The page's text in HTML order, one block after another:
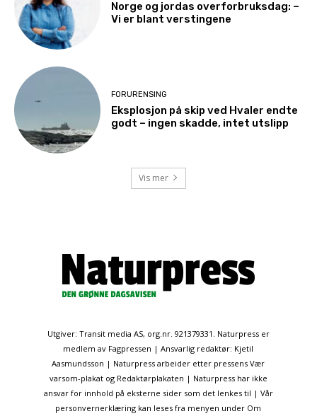
Norge og jordas overforbruksdag: –
Vi er blant verstingene
FORURENSING
Eksplosjon på skip ved Hvaler endte
godt – ingen skadde, intet utslipp
Vis mer
Utgiver: Transit media AS, org.nr. 921379331. Naturpress er
medlem av Fagpressen | Ansvarlig redaktør: Kjetil
Aasmundsson | Naturpress arbeider etter pressens Vær
varsom-plakat og Redaktørplakaten | Naturpress har ikke
ansvar for innhold på eksterne sider som det lenkes til | Vår
personvernerklæring kan leses fra menyen under Om